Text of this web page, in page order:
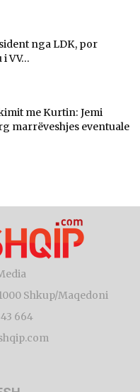
nga LDK, por
VV...
me Kurtin: Jemi
marrëveshjes eventuale
Shkup/Maqedoni
664